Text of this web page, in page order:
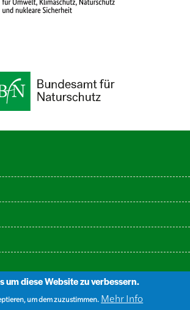
um diese Website zu verbessern.
um dem zuzustimmen. Mehr Info